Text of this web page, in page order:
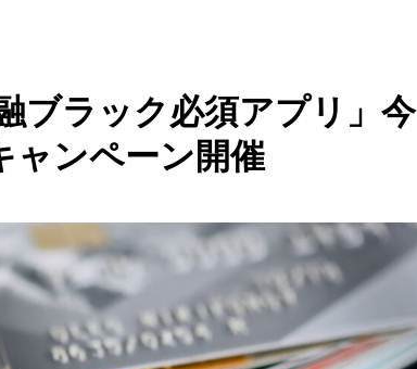
ブラック必須アプリ」今
ャンペーン開催